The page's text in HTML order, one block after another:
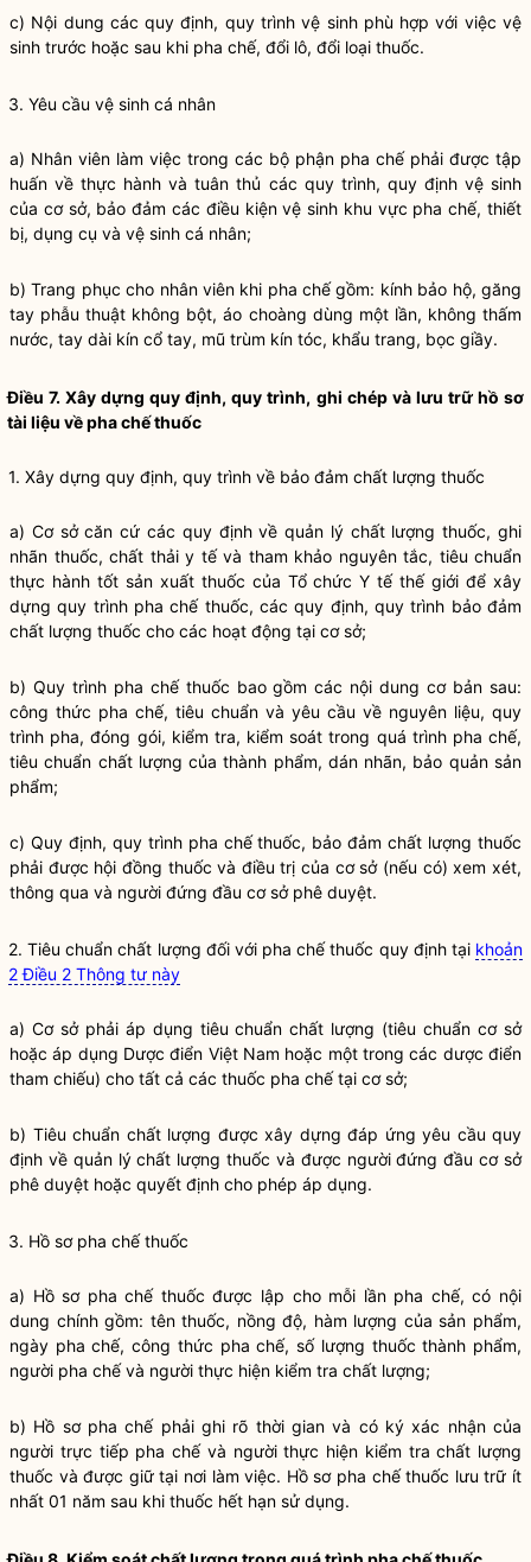
c) Nội dung các quy định, quy trình vệ sinh phù hợp với việc vệ
sinh trước hoặc sau khi pha chế, đổi lô, đổi loại thuốc.
3. Yêu cầu vệ sinh cá nhân
a) Nhân viên làm việc trong các bộ phận pha chế phải được tập
huấn về thực hành và tuân thủ các quy trình, quy định vệ sinh
của cơ sở, bảo đảm các điều kiện vệ sinh khu vực pha chế, thiết
bị, dụng cụ và vệ sinh cá nhân;
b) Trang phục cho nhân viên khi pha chế gồm: kính bảo hộ, găng
tay phẫu thuật không bột, áo choàng dùng một lần, không thấm
nước, tay dài kín cổ tay, mũ trùm kín tóc, khẩu trang, bọc giầy.
Điều 7. Xây dựng quy định, quy trình, ghi chép và lưu trữ hồ sơ
tài liệu về pha chế thuốc
1. Xây dựng quy định, quy trình về bảo đảm chất lượng thuốc
a) Cơ sở căn cứ các quy định về quản lý chất lượngthuốc, ghi
nhãn thuốc, chất thải y tế và tham khảo nguyên tắc, tiêu chuẩn
thực hành tốtsản xuất thuốc của Tổ chức Y tế thế giới để xây
dựng quy trình pha chế thuốc, các quy định, quy trình bảo đảm
chất lượng thuốc cho các hoạt động tại cơ sở;
b) Quy trình pha chế thuốc bao gồm các nội dung cơ bản sau:
công thức pha chế, tiêu chuẩn và yêu cầu về nguyên liệu, quy
trình pha, đóng gói, kiểm tra, kiểm soát trong quá trình pha chế,
tiêu chuẩn chất lượng của thành phẩm, dán nhãn, bảo quản sản
phẩm;
c) Quy định, quy trình pha chế thuốc, bảo đảm chất lượng thuốc
phải được hội đồng thuốc và điều trị của cơ sở (nếu có) xem xét,
thông qua và người đứng đầu cơ sở phê duyệt.
2. Tiêu chuẩn chất lượng đối với pha chế thuốc quy định tại khoản
2 Điều 2 Thông tư này
a) Cơ sở phải áp dụng tiêu chuẩn chất lượng (tiêu chuẩn cơ sở
hoặc áp dụng Dược điển Việt Nam hoặc một trong các dược điển
tham chiếu) cho tất cả các thuốc pha chế tại cơ sở;
b) Tiêu chuẩn chất lượng được xây dựng đáp ứng yêu cầu quy
định về quản lý chất lượng thuốc và được người đứng đầu cơ sở
phê duyệt hoặc quyết định cho phép áp dụng.
3. Hồ sơ pha chế thuốc
a) Hồ sơ pha chế thuốc được lập cho mỗi lần pha chế, có nội
dung chính gồm: tênthuốc, nồng độ, hàm lượng của sản phẩm,
ngày pha chế, công thức pha chế, số lượng thuốc thành phẩm,
người pha chế và người thực hiện kiểm tra chất lượng;
b) Hồ sơ pha chế phải ghi rõ thời gian và có ký xác nhận của
người trực tiếp pha chế và người thực hiện kiểm tra chất lượng
thuốc và được giữ tại nơi làm việc. Hồ sơ pha chế thuốc lưu trữ ít
nhất 01 năm sau khi thuốc hết hạn sử dụng.